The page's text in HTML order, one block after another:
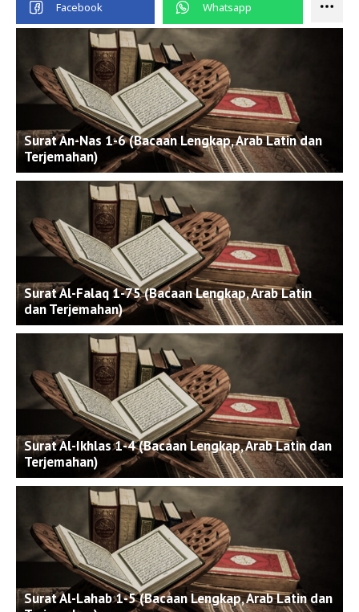
Surat An-Nas 1-6 (Bacaan Lengkap, Arab Latin dan
Terjemahan)
Surat Al-Falaq 1-75 (Bacaan Lengkap, Arab Latin
dan Terjemahan)
Surat Al-Ikhlas 1-4 (Bacaan Lengkap, Arab Latin dan
Terjemahan)
Surat Al-Lahab 1-5 (Bacaan Lengkap, Arab Latin dan